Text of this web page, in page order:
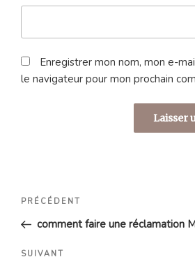
Enregistrer mon nom, mon e-
le navigateur pour mon prochain
Navigation
l’article
Article
précédent
PRÉCÉDENT
comment faire une réclamation
Article
SUIVANT